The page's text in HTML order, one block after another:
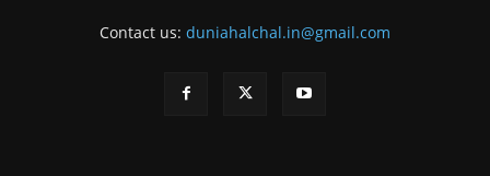
Contact us: duniahalchal.in@gmail.com